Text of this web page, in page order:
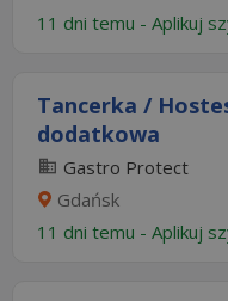
11 dni temu - Aplikuj
Tancerka /
dodatkowa
Gastro Protect
Gdańsk
11 dni temu - Aplikuj